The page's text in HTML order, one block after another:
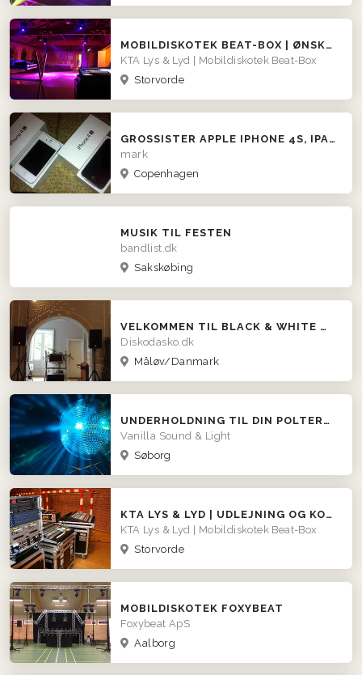
MOBILDISKOTEK BEAT-BOX | ØNSKER DU FED FEST ?
KTA Lys & Lyd | Mobildiskotek Beat-Box
Storvorde
GROSSISTER APPLE IPHONE 4S, IPAD 3
mark
Copenhagen
MUSIK TIL FESTEN
bandlist.dk
Sakskøbing
VELKOMMEN TIL BLACK & WHITE MOBILDISKOTEK
Diskodasko.dk
Måløv/Danmark
UNDERHOLDNING TIL DIN POLTERABEND!
Vanilla Sound & Light
Søborg
KTA LYS & LYD | UDLEJNING OG KOMPLETTE LØSNINGER
KTA Lys & Lyd | Mobildiskotek Beat-Box
Storvorde
MOBILDISKOTEK FOXYBEAT
Foxybeat ApS
Aalborg